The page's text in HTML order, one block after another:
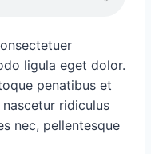
ligula eget dolor.
penatibus et
ridiculus
nec, pellentesque